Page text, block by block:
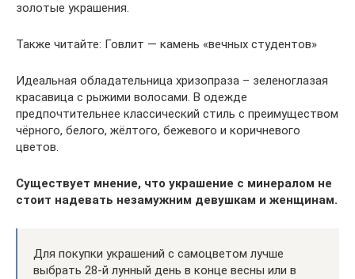
золотые украшения.
Также читайте: Говлит — камень «вечных студентов»
Идеальная обладательница хризопраза – зеленоглазая
красавица с рыжими волосами. В одежде
предпочтительнее классический стиль с преимуществом
чёрного, белого, жёлтого, бежевого и коричневого
цветов.
Существует мнение, что украшение с минералом не
стоит надевать незамужним девушкам и женщинам.
Для покупки украшений с самоцветом лучше
выбрать 28-й лунный день в конце весны или в